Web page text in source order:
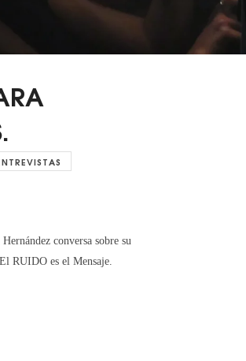
conversa sobre su
RUIDO es el Mensaje.